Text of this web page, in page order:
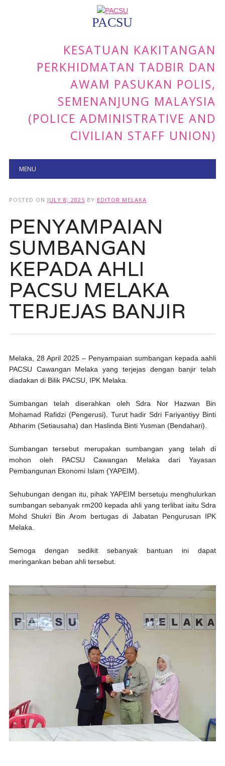
PACSU
KESATUAN KAKITANGAN
PERKHIDMATAN TADBIR DAN
AWAM PASUKAN POLIS,
SEMENANJUNG MALAYSIA
(POLICE ADMINISTRATIVE AND
CIVILIAN STAFF UNION)
Main menu
MENU
POSTED ON JULY 8, 2025 BY EDITOR MELAKA
PENYAMPAIAN
SUMBANGAN
KEPADA AHLI
PACSU MELAKA
TERJEJAS BANJIR
Melaka, 28 April 2025 – Penyampaian sumbangan kepada aahli
PACSU Cawangan Melaka yang terjejas dengan banjir telah
diadakan di Bilik PACSU, IPK Melaka.
Sumbangan telah diserahkan oleh Sdra Nor Hazwan Bin
Mohamad Rafidzi (Pengerusi). Turut hadir Sdri Fariyantiyy Binti
Abharim (Setiausaha) dan Haslinda Binti Yusman (Bendahari).
Sumbangan tersebut merupakan sumbangan yang telah di
mohon oleh PACSU Cawangan Melaka dari Yayasan
Pembangunan Ekonomi Islam (YAPEIM).
Sehubungan dengan itu, pihak YAPEIM bersetuju menghulurkan
sumbangan sebanyak rm200 kepada ahli yang terlibat iaitu Sdra
Mohd Shukri Bin Arom bertugas di Jabatan Pengurusan IPK
Melaka.
Semoga dengan sedikit sebanyak bantuan ini dapat
meringankan beban ahli tersebut.